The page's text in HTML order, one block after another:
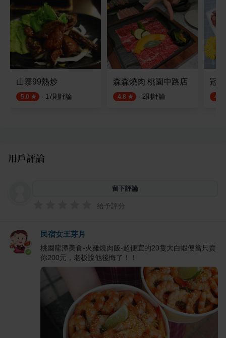
山寨99熱炒
5.0 · 17則評論
森森燒肉 桃園中路店
4.8 · 2則評論
冠
4.5
用戶評論
留下評論
給予評分
民宿女王芽月
桃園龍潭美食-火雞燒肉飯-超便宜的20隻大白蝦便當只賣
你200元，老板說他後悔了！！